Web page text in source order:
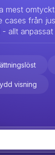
mest
cases från
- allt
visning